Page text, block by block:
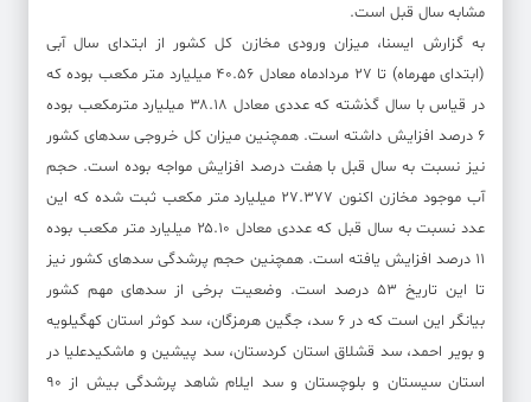
مشابه سال قبل است.
به گزارش ایسنا، میزان ورودی مخازن کل کشور از ابتدای سال آبی
(ابتدای مهرماه) تا ۲۷ مردادماه معادل ۴۰.۵۶ میلیارد متر مکعب بوده که
در قیاس با سال گذشته که عددی معادل ۳۸.۱۸ میلیارد مترمکعب بوده
۶ درصد افزایش داشته است. همچنین میزان کل خروجی سدهای کشور
نیز نسبت به سال قبل با هفت درصد افزایش مواجه بوده است. حجم
آب موجود مخازن اکنون ۲۷.۳۷۷ میلیارد متر مکعب ثبت شده که این
عدد نسبت به سال قبل که عددی معادل ۲۵.۱۰ میلیارد متر مکعب بوده
۱۱ درصد افزایش یافته است. همچنین حجم پرشدگی سدهای کشور نیز
تا این تاریخ ۵۳ درصد است. وضعیت برخی از سدهای مهم کشور
بیانگر این است که در ۶ سد، جگین هرمزگان، سد کوثر استان کهگیلویه
و بویر احمد، سد قشلاق استان کردستان، سد پیشین و ماشکیدعلیا در
استان سیستان و بلوچستان و سد ایلام شاهد پرشدگی بیش از ۹۰